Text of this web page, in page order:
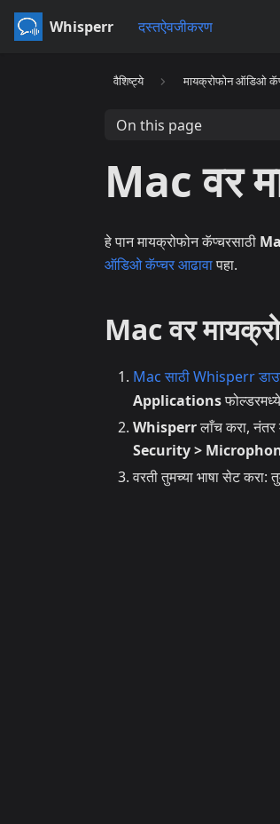
Whisperr दस्तऐवजीकरण
वैशिष्ट्ये मायक्रोफोन ऑडिओ
On this page
Mac वर
हे पान मायक्रोफोन कॅप्चरसाठी
ऑडिओ कॅप्चर आढावापहा.
Mac वर
Mac साठी Whisperr
Applications
Whisperrलाँच करा,
Security >
वरती तुमच्या भाषा सेट करा: